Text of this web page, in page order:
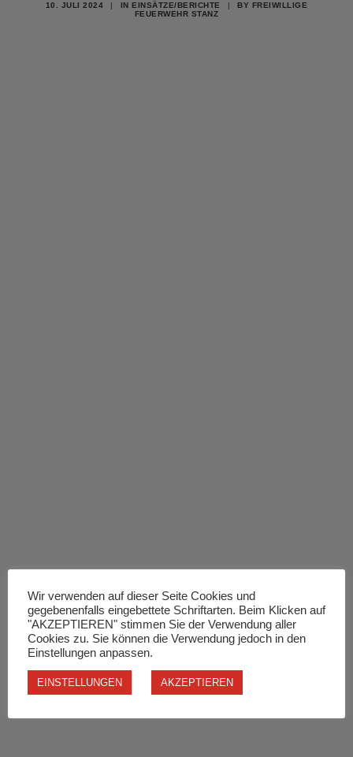
10. JULI 2024 | INEINSÄTZE/BERICHTE | BY FREIWILLIGE
FEUERWEHR STANZ
Wir verwenden auf dieser Seite Cookies und
gegebenenfalls eingebettete Schriftarten. Beim Klicken auf
"AKZEPTIEREN" stimmen Sie der Verwendung aller
Cookies zu. Sie können die Verwendung jedoch in den
Einstellungen anpassen.
EINSTELLUNGEN AKZEPTIEREN